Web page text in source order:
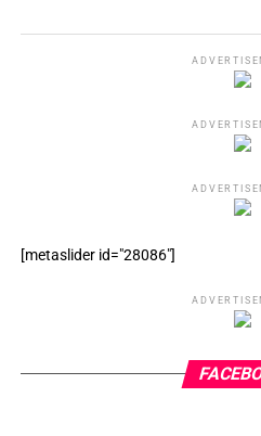
[metaslider id="28086"]